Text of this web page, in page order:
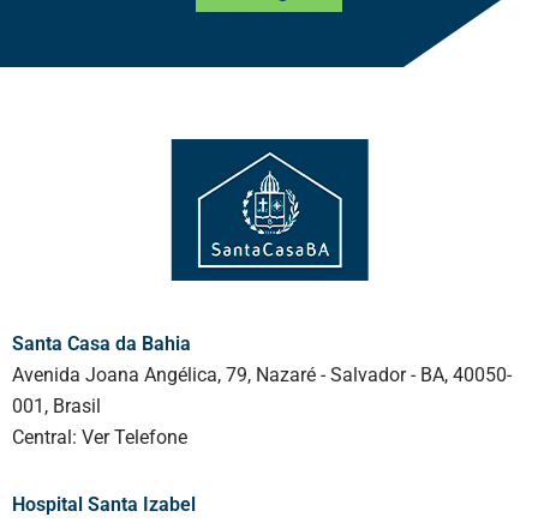
Santa Casa da Bahia
Avenida Joana Angélica, 79, Nazaré - Salvador - BA, 40050-
001, Brasil
Central: Ver Telefone
Hospital Santa Izabel